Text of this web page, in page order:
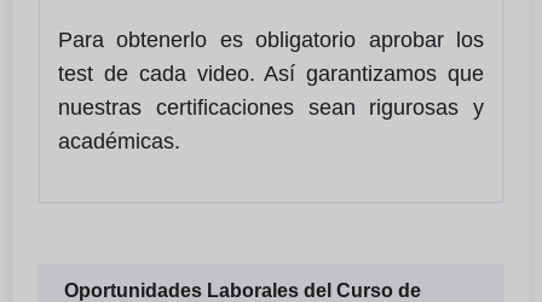
Para obtenerlo es obligatorio aprobar los
test de cada video. Así garantizamos que
nuestras certificaciones sean rigurosas y
académicas.
Oportunidades Laborales del Curso de